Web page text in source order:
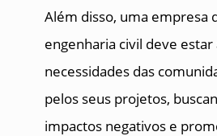
Além disso, uma empresa
engenharia civil deve estar
necessidades das
pelos seus projetos,
impactos negativos e